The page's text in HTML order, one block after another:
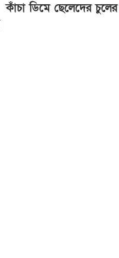
কাঁচা ডিমে ছেলেদের চুলের